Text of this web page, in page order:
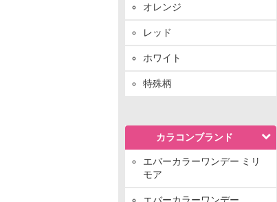
オレンジ
レッド
ホワイト
特殊柄
カラコンブランド
エバーカラーワンデー ミリ
モア
エバーカラーワンデー